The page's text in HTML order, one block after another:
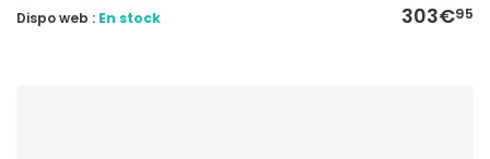
303€95
Dispo web : En stock